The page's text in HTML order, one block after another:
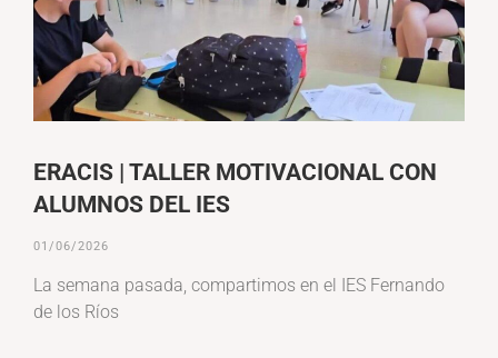
ERACIS | TALLER MOTIVACIONAL CON
ALUMNOS DEL IES
01/06/2026
La semana pasada, compartimos en el IES Fernando
de los Ríos